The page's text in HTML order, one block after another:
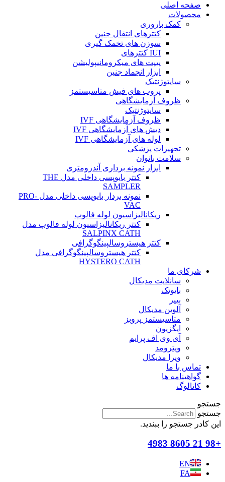
صفحه اصلی
محصولات
کمک باروری
کتترهای انتقال جنین
سوزن های تخمک گیری
IUI کتترهای
پیپت های میکرومانیپولیشن
ابزار انجماد جنین
سایتوژنتیک
پروب های فیش متاسیستمز
ظروف آزمایشگاهی
سایتوژنتیک
ظروف آزمایشگاهی IVF
دیش های آزمایشگاهی IVF
لوله های آزمایشگاهی IVF
تجهیزات پزشکی
سلامت بانوان
ابزار نمونه برداری آندرومتری
کتتر بایوپسی داخلی مدل THE
SAMPLER
نمونه بردار بایوپسی داخلی مدل PRO-
VAC
ریکانالیزاسیون لوله فالوپ
کتتر ریکانالیزاسیون لوله فالوپ مدل
SALPINX CATH
کتتر هیستروسالپینگوگرافی
کتتر هیستروسالپینگوگرافی مدل
HYSTERO CATH
شرکای ما
سانلایت مدیکال
بایوتک
بییر
آلوین مدیکال
متاسیستمز پروبز
ایگزیون
آی وی اف پرایم
ویترومد
ویرا مدیکال
تماس با ما
گواهینامه ها
کاتالوگ
جستجو
جستجو
این کادر جستجو را ببندید.
+98 21 8605 4983
EN
FA